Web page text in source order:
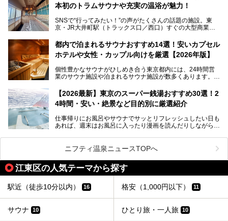
最近、SNSやメディアで「デザイナーズ銭湯」や「ネオ銭
本記事では、そもそもこれらがどんな銭湯なのか、その気に
いおしゃれな名店15選を、おすすめの順番で一挙にご紹介
します。
本初のトラムサウナや充実の温浴が魅力！
SNSで“行ってみたい！”の声がたくさんの話題の施設。東
京・JR大井町駅（トラックス口／西口）すぐの大型商業施
ツァ大井町トラックス」がニューオープン。施設の様子をレ
ポ―トします。
都内で泊まれるサウナおすすめ14選！安いカプセル
ホテルや女性・カップル向けを厳選【2026年版】
個性豊かなサウナがひしめき合う東京都内には、24時間営
業のサウナ施設や泊まれるサウナ施設が数多くあります。
を旅の目的とする「サ旅」や自分へのご褒美のための宿泊な
ど、自分の好きなタイミングで好きなだけサ活ができるのが
魅力です。
最近では、男性専用施設だけでなく、カップルや女性に嬉し
い個室サウナも増えてきました。
ら、特におすすめしたい施設14選をご紹介します。
してみてください。
【2026最新】東京のスーパー銭湯おすすめ30選！2
4時間・安い・絶景など目的別に厳選紹介
仕事帰りにお風呂やサウナでサッとリフレッシュしたい日も
あれば、週末はお風呂に入ったり漫画を読んだりしながら一
また、終電を逃してしまい、「このまま朝までゆっくりでき
る場所があれば」と探した経験がある人も多いのではないで
しょうか。
そこで本記事では、東京でおすすめのスーパー銭湯を、目的
別に厳選した30施設からご紹介します。
24時間営業で宿泊できる施設や、1,000円以下で楽しめる安
い施設、デートや休日レジャーにもぴったりなエンタメ要素
ニフティ温泉ニュースTOPへ
江東区の人気テーマから探す
駅近（徒歩10分以内） 16 格安（1,000円以下） 11
サウナ 10 ひとり旅・一人旅 10